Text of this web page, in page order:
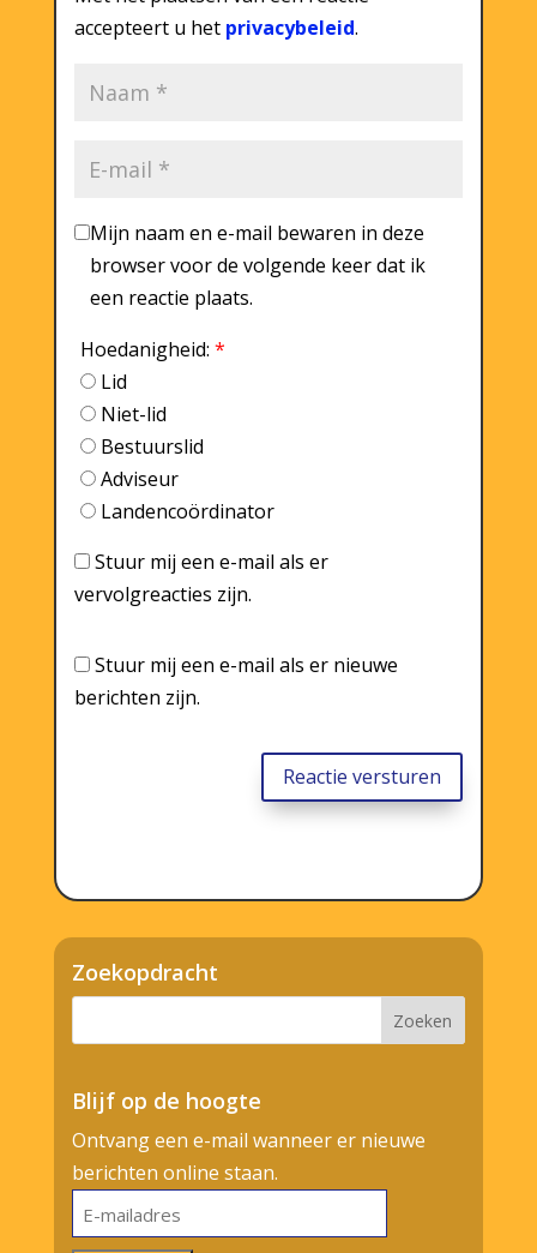
accepteert u het privacybeleid.
Mijn naam en e-mail bewaren in deze
browser voor de volgende keer dat ik
een reactie plaats.
Hoedanigheid: *
Lid
Niet-lid
Bestuurslid
Adviseur
Landencoördinator
Stuur mij een e-mail als er
vervolgreacties zijn.
Stuur mij een e-mail als er nieuwe
berichten zijn.
Reactie versturen
Zoekopdracht
Blijf op de hoogte
Ontvang een e-mail wanneer er nieuwe
berichten online staan.
E-
mailadres